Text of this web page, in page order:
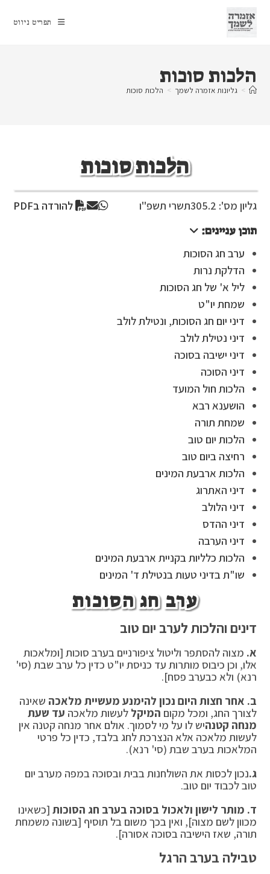
content
תפריט ניווט
הלכות סוכות
> גליונות אזמרה לשמך > הלכות סוכות
הלכות סוכות
גליון מס': 305.2 תשרי תשפ"ו
להורדה בPDF
תוכן עניינים:
ערב חג הסוכות
הדלקת נרות
ליל א' של חג הסוכות
שמחת יו"ט
דיני יום חג הסוכות, ונטילת לולב
דיני נטילת לולב
דיני ישיבה בסוכה
דיני הסוכה
הלכות חול המועד
הושענא רבא
שמחת תורה
הלכות יום טוב
רחיצה ביום טוב
הלכות ארבעת המינים
דיני האתרוג
דיני הלולב
דיני ההדס
דיני הערבה
הלכות כלליות בקניית ארבעת המינים
שו"ת בדיני טעות בנטילת ד' המינים
ערב חג הסוכות
דינים והלכות לערב יום טוב
א. מצוה להסתפר וליטול ציפורניים בערב סוכות [ומלאכות
אלו, וכן כיבוס מותרות עד כניסת יו"ט כדין כל ערב שבת (סי'
רנא) ולא כבערב פסח].
ב. אחר חצות היום נכון להימנע מעשיית מלאכה שאינה
לצורך החג, ומכל מקום המיקל לעשות מלאכה עד שעת
מנחה קטנהיש לו על מי לסמוך. אולם אחר מנחה קטנה אין
לעשות מלאכה אלא הנצרכת לחג בלבד, כדין כל פרטי
המלאכות בערב שבת (סי' רנא).
ג.נכון לכסות את השולחנות בבית ובסוכה במפה מערב יום
טוב לכבוד יום טוב.
ד. מותר לישון ולאכול בסוכה בערב חג הסוכות [כשאינו
מכוון לשם מצוה], ואין בכך משום בל תוסיף [בשונה משמחת
תורה, שאז הישיבה בסוכה אסורה].
טבילה בערב הרגל